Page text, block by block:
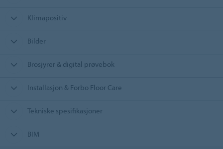
Klimapositiv
Bilder
Brosjyrer & digital prøvebok
Installasjon & Forbo Floor Care
Tekniske spesifikasjoner
BIM